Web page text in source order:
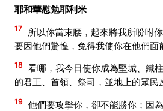
耶和華慰勉耶利米
17
所以你當束腰，起來將我所吩咐
要因他們驚惶，免得我使你在他們面
18 看哪，我今日使你成為堅城、鐵
的君王、首領、祭司，並地上的眾民
19 他們要攻擊你，卻不能勝你；因